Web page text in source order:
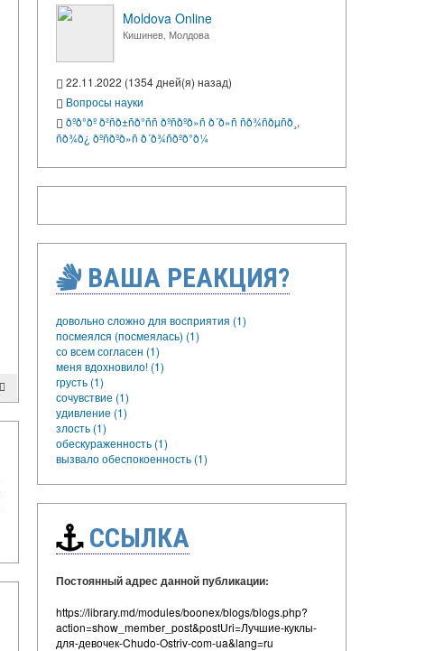
Moldova Online
Кишинев, Молдова
22.11.2022 (1354 дней(я) назад)
Вопросы науки
ðºð°ðº ð²ñð±ñð°ññ ðºñðºð»ñ ð´ð»ñ ñð¾ñðµñð¸ ,
ñð¾ð¿ ðºñðºð»ñ ð´ð¾ñðºð°ð¼
ВАША РЕАКЦИЯ?
довольно сложно для восприятия (1)
посмеялся (посмеялась) (1)
со всем согласен (1)
меня вдохновило! (1)
грусть (1)
сочувствие (1)
удивление (1)
злость (1)
обескураженность (1)
вызвало обеспокоенность (1)
ССЫЛКА
Постоянный адрес данной публикации:
https://library.md/modules/boonex/blogs/blogs.php?
action=show_member_post&postUri=Лучшие-куклы-
для-девочек-Chudo-Ostriv-com-ua&lang=ru